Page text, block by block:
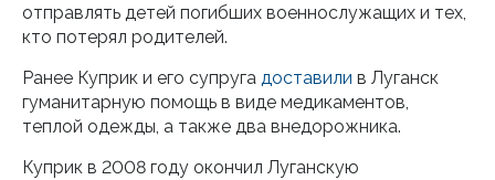
отправлять детей погибших военнослужащих и тех,
кто потерял родителей.
Ранее Куприк и его супруга доставили в Луганск
гуманитарную помощь в виде медикаментов,
теплой одежды, а также два внедорожника.
Куприк в 2008 году окончил Луганскую